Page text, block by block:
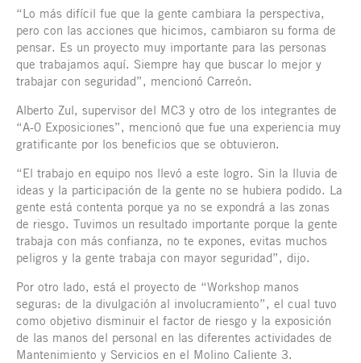
“Lo más difícil fue que la gente cambiara la perspectiva,
pero con las acciones que hicimos, cambiaron su forma de
pensar. Es un proyecto muy importante para las personas
que trabajamos aquí. Siempre hay que buscar lo mejor y
trabajar con seguridad”, mencionó Carreón.
Alberto Zul, supervisor del MC3 y otro de los integrantes de
“A-0 Exposiciones”, mencionó que fue una experiencia muy
gratificante por los beneficios que se obtuvieron.
“El trabajo en equipo nos llevó a este logro. Sin la lluvia de
ideas y la participación de la gente no se hubiera podido. La
gente está contenta porque ya no se expondrá a las zonas
de riesgo. Tuvimos un resultado importante porque la gente
trabaja con más confianza, no te expones, evitas muchos
peligros y la gente trabaja con mayor seguridad”, dijo.
Por otro lado, está el proyecto de “Workshop manos
seguras: de la divulgación al involucramiento”, el cual tuvo
como objetivo disminuir el factor de riesgo y la exposición
de las manos del personal en las diferentes actividades de
Mantenimiento y Servicios en el Molino Caliente 3.